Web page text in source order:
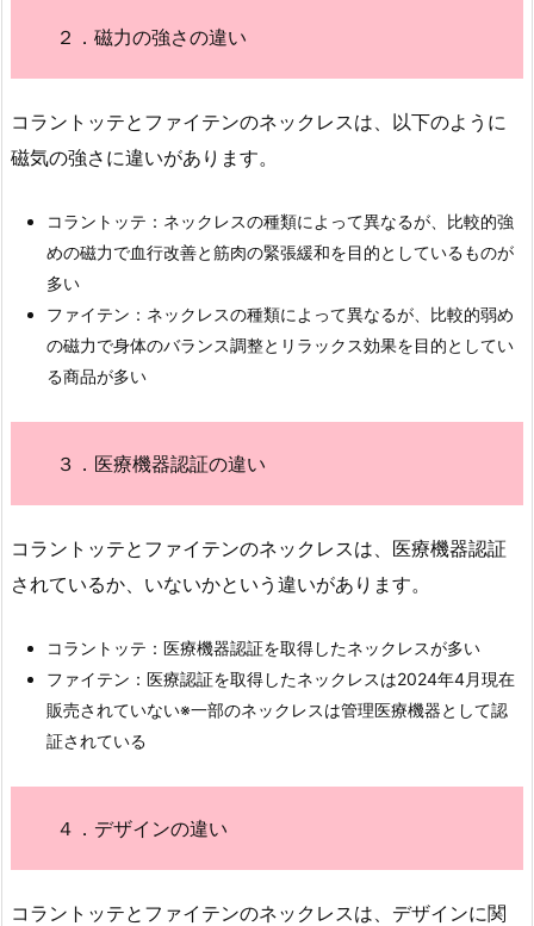
２．磁力の強さの違い
コラントッテとファイテンのネックレスは、以下のように
磁気の強さに違いがあります。
コラントッテ：ネックレスの種類によって異なるが、比較的強
めの磁力で血行改善と筋肉の緊張緩和を目的としているものが
多い
ファイテン：ネックレスの種類によって異なるが、比較的弱め
の磁力で身体のバランス調整とリラックス効果を目的としてい
る商品が多い
３．医療機器認証の違い
コラントッテとファイテンのネックレスは、医療機器認証
されているか、いないかという違いがあります。
コラントッテ：医療機器認証を取得したネックレスが多い
ファイテン：医療認証を取得したネックレスは2024年4月現在
販売されていない※一部のネックレスは管理医療機器として認
証されている
４．デザインの違い
コラントッテとファイテンのネックレスは、デザインに関